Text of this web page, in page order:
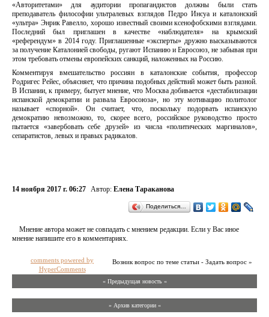
«Авторитетами» для аудитории пропагандистов должны были стать
преподаватель философии ультралевых взглядов Педро Инсуа и каталонский
«ультра» Энрик Равелло, хорошо известный своими ксенофобскими взглядами.
Последний был приглашен в качестве «наблюдателя» на крымский
«референдум» в 2014 году. Приглашенные «эксперты» дружно высказываются
за получение Каталонией свободы, ругают Испанию и Евросоюз, не забывая при
этом требовать отмены европейских санкций, наложенных на Россию.
Комментируя вмешательство россиян в каталонские события, профессор
Родригес Рейес, объясняет, что причина подобных действий может быть разной.
В Испании, к примеру, бытует мнение, что Москва добивается «дестабилизации
испанской демократии и развала Евросоюза», но эту мотивацию политолог
называет «спорной». Он считает, что, поскольку подорвать испанскую
демократию невозможно, то, скорее всего, российское руководство просто
пытается «завербовать себе друзей» из числа «политических маргиналов»,
сепаратистов, левых и правых радикалов.
14 ноября 2017 г. 06:27 Автор: Елена Тараканова
Поделиться…
Мнение автора может не совпадать с мнением редакции. Если у Вас иное
мнение напишите его в комментариях.
Возник вопрос по теме статьи - Задать вопрос »
comments powered by
HyperComments
« Предыдущая новость «
» Архив категории «